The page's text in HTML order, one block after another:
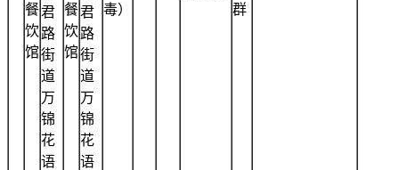
餐
饮
馆
君
路
街
道
万
锦
花
语
餐
饮
馆
君
路
街
道
万
锦
花
语
毒）
群